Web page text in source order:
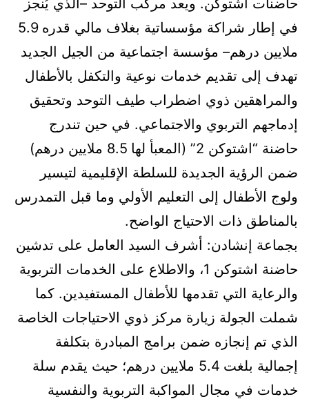
حاضنات اشتوكن. ويعد مركب التوحد –الذي يُنجز
في إطار شراكة مؤسساتية بغلاف مالي قدره 5.9
ملايين درهم– مؤسسة اجتماعية من الجيل الجديد
تهدف إلى تقديم خدمات نوعية والتكفل بالأطفال
والمراهقين ذوي اضطراب طيف التوحد وتحقيق
إدماجهم التربوي والاجتماعي. في حين تندرج
حاضنة “اشتوكن 2” (المعبأ لها 8.5 ملايين درهم)
ضمن الرؤية الجديدة للسلطة الإقليمية لتيسير
ولوج الأطفال إلى التعليم الأولي وما قبل التمدرس
بالمناطق ذات الاحتياج الواضح.
بجماعة إنشادن: أشرف السيد العامل على تدشين
حاضنة اشتوكن 1، والاطلاع على الخدمات التربوية
والرعاية التي تقدمها للأطفال المستفيدين. كما
شملت الجولة زيارة مركز ذوي الاحتياجات الخاصة
الذي تم إنجازه ضمن برامج المبادرة بتكلفة
إجمالية بلغت 5.4 ملايين درهم؛ حيث يقدم سلة
خدمات في مجال المواكبة التربوية والنفسية